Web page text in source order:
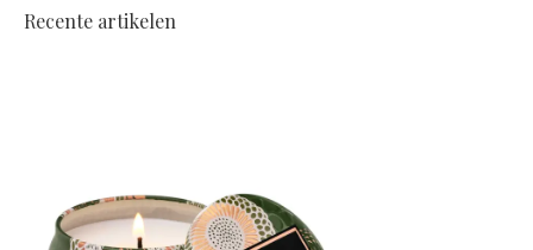
Recente artikelen